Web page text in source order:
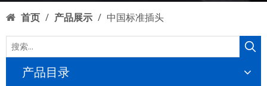
首页 / 产品展示 / 中国标准插头
产品目录